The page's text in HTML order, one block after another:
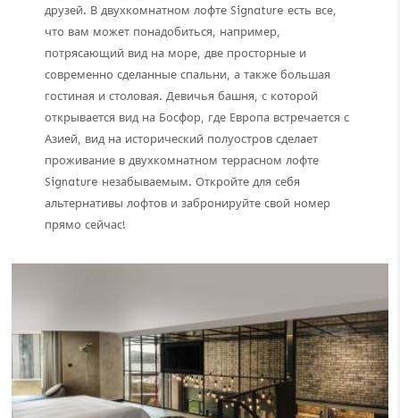
друзей. В двухкомнатном лофте Signature есть все,
что вам может понадобиться, например,
потрясающий вид на море, две просторные и
современно сделанные спальни, а также большая
гостиная и столовая. Девичья башня, с которой
открывается вид на Босфор, где Европа встречается с
Азией, вид на исторический полуостров сделает
проживание в двухкомнатном террасном лофте
Signature незабываемым. Откройте для себя
альтернативы лофтов и забронируйте свой номер
прямо сейчас!